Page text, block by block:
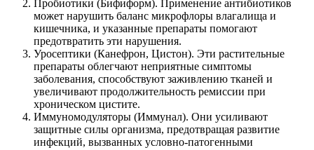
Пробиотики (Бифиформ). Применение антибиотиков
может нарушить баланс микрофлоры влагалища и
кишечника, и указанные препараты помогают
предотвратить эти нарушения.
Уросептики (Канефрон, Цистон). Эти растительные
препараты облегчают неприятные симптомы
заболевания, способствуют заживлению тканей и
увеличивают продолжительность ремиссии при
хроническом цистите.
Иммуномодуляторы (Иммунал). Они усиливают
защитные силы организма, предотвращая развитие
инфекций, вызванных условно-патогенными